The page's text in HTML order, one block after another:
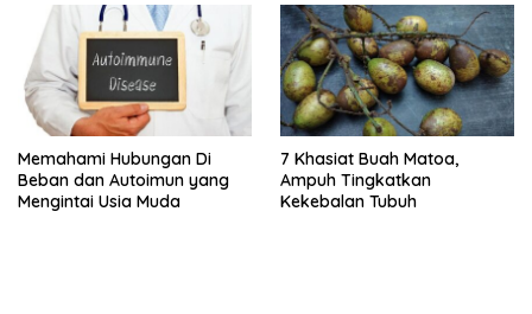
Memahami Hubungan Di
Beban dan Autoimun yang
Mengintai Usia Muda
7 Khasiat Buah Matoa,
Ampuh Tingkatkan
Kekebalan Tubuh